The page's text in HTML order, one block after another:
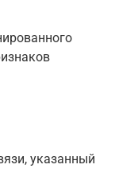
указанный